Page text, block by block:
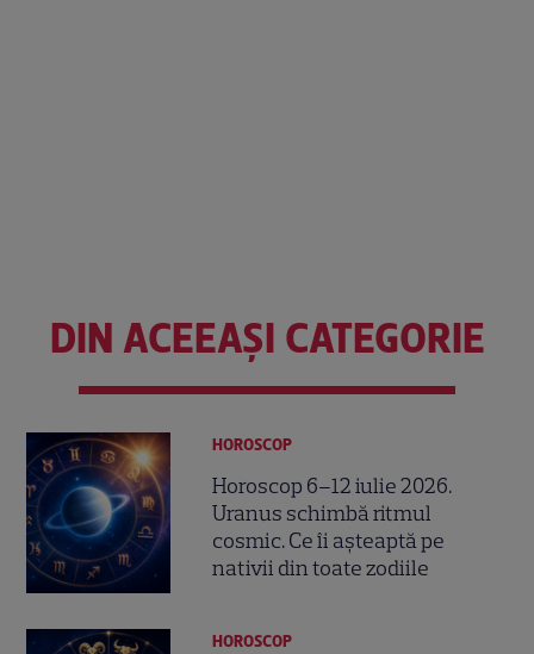
DIN ACEEAȘI CATEGORIE
HOROSCOP
Horoscop 6–12 iulie 2026.
Uranus schimbă ritmul
cosmic. Ce îi așteaptă pe
nativii din toate zodiile
HOROSCOP